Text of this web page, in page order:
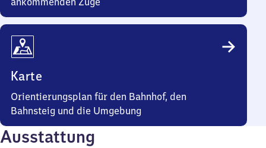
Karte
Orientierungsplan für den Bahnhof, den
Bahnsteig und die Umgebung
Ausstattung